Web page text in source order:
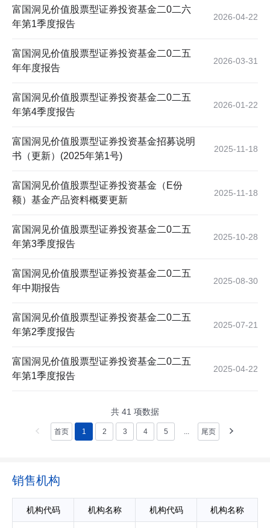
富国洞见价值股票型证券投资基金二0二六
年第1季度报告
2026-04-22
富国洞见价值股票型证券投资基金二0二五
年年度报告
2026-03-31
富国洞见价值股票型证券投资基金二0二五
年第4季度报告
2026-01-22
富国洞见价值股票型证券投资基金招募说明
书（更新）(2025年第1号)
2025-11-18
富国洞见价值股票型证券投资基金（E份
额）基金产品资料概要更新
2025-11-18
富国洞见价值股票型证券投资基金二0二五
年第3季度报告
2025-10-28
富国洞见价值股票型证券投资基金二0二五
年中期报告
2025-08-30
富国洞见价值股票型证券投资基金二0二五
年第2季度报告
2025-07-21
富国洞见价值股票型证券投资基金二0二五
年第1季度报告
2025-04-22
共 41 项数据
首页 1 2 3 4 5 ... 尾页
销售机构
机构代码 机构名称 机构代码 机构名称